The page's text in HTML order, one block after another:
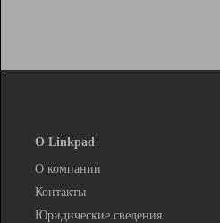
О Linkpad
О компании
Контакты
Юридические сведения